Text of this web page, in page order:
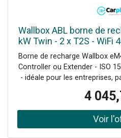
Wallbox ABL borne de
kW Twin - 2 x T2S - WiFi
Borne de recharge Wallbox
Controller ou Extender - ISO
- idéale pour les entreprises,
idéale pour les entreprises,
même les foyers. Dotée de
de protection, cette borne de
recharge simultanée de
4